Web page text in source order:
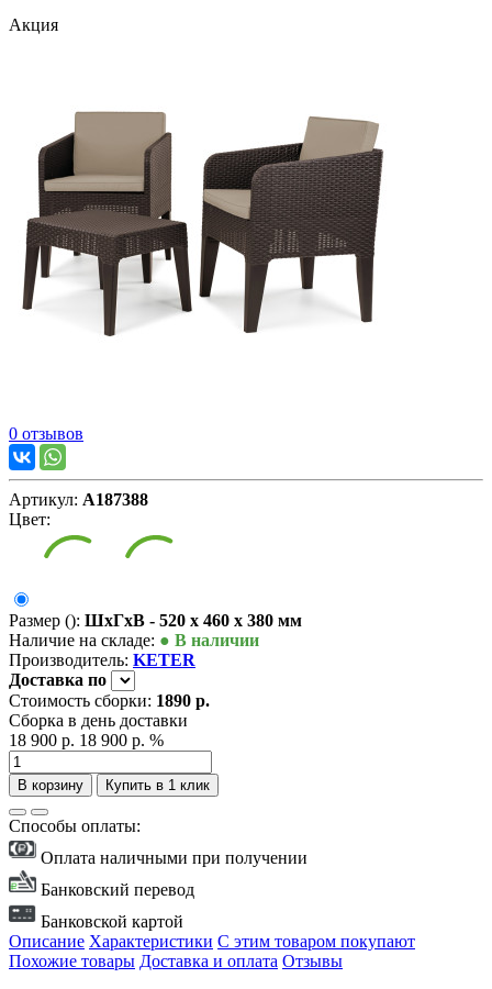
Акция
0 отзывов
Артикул: А187388
Цвет:
Размер (): ШxГxВ - 520 x 460 x 380 мм
Наличие на складе: ● В наличии
Производитель: KETER
Доставка по
Стоимость сборки: 1890 р.
Сборка в день доставки
18 900 р. 18 900 р. %
В корзину Купить в 1 клик
Способы оплаты:
Оплата наличными при получении
Банковский перевод
Банковской картой
Описание Характеристики С этим товаром покупают
Похожие товары Доставка и оплата Отзывы